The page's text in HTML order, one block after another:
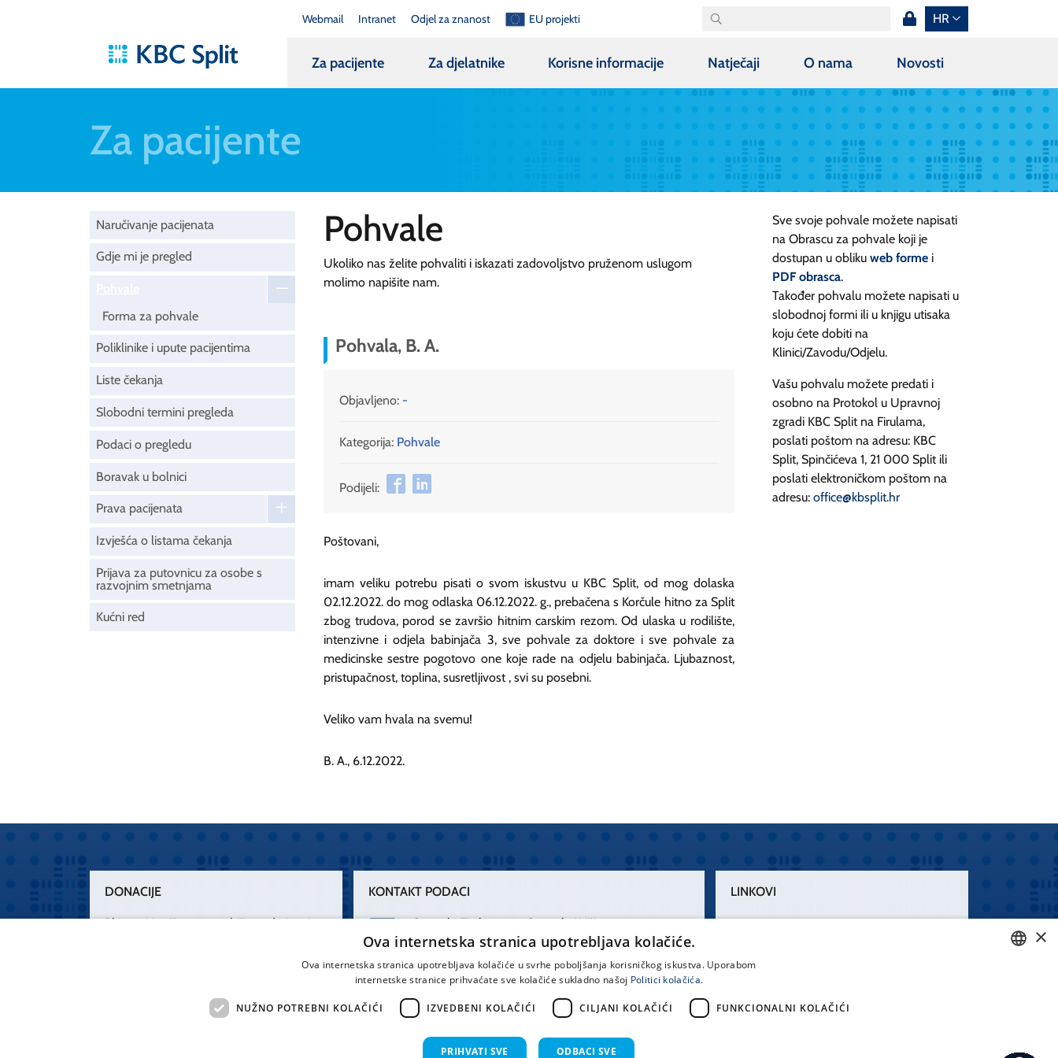
Webmail Intranet Odjel za znanost EU projekti HR
Za pacijente Za djelatnike Korisne informacije Natječaji O nama Novosti
Za pacijente
Naručivanje pacijenata
Gdje mi je pregled
Forma za pohvale
Poliklinike i upute pacijentima
Liste čekanja
Slobodni termini pregleda
Podaci o pregledu
Boravak u bolnici
Prava pacijenata
Izvješća o listama čekanja
Prijava za putovnicu za osobe s
razvojnim smetnjama
Kućni red
Pohvale
Ukoliko nas želite pohvaliti i iskazati zadovoljstvo pruženom uslugom
molimo napišite nam.
Pohvala, B. A.
Objavljeno: -
Kategorija: Pohvale
Podijeli:
Poštovani,
imam veliku potrebu pisati o svom iskustvu u KBC Split, od mog dolaska
02.12.2022. do mog odlaska 06.12.2022. g., prebačena s Korčule hitno za Split
zbog trudova, porod se završio hitnim carskim rezom. Od ulaska u rodilište,
intenzivne i odjela babinjača 3, sve pohvale za doktore i sve pohvale za
medicinske sestre pogotovo one koje rade na odjelu babinjača. Ljubaznost,
pristupačnost, toplina, susretljivost , svi su posebni.
Veliko vam hvala na svemu!
B. A., 6.12.2022.
Sve svoje pohvale možete napisati
na Obrascu za pohvale koji je
dostupan u obliku web forme i
PDF obrasca.
Također pohvalu možete napisati u
slobodnoj formi ili u knjigu utisaka
koju ćete dobiti na
Klinici/Zavodu/Odjelu.
Vašu pohvalu možete predati i
osobno na Protokol u Upravnoj
zgradi KBC Split na Firulama,
poslati poštom na adresu: KBC
Split, Spinčićeva 1, 21 000 Split ili
poslati elektroničkom poštom na
adresu: office@kbsplit.hr
DONACIJE
Plemenitim činom nesebičnog darivanja
„Zarazimo“ se dobrotom, donirajmo od
KONTAKT PODACI
Centrala Firule
021 556 111
Centrala Križine
021 557 111
Spinčićeva 1,
21000 Split
Hrvatska
office@kbsplit.hr
LINKOVI
×
Ova internetska stranica upotrebljava kolačiće.
Ova internetska stranica upotrebljava kolačiće u svrhe poboljšanja korisničkog iskustva. Uporabom
internetske stranice prihvaćate sve kolačiće sukladno našoj Politici kolačića.
NUŽNO POTREBNI KOLAČIĆI IZVEDBENI KOLAČIĆI CILJANI KOLAČIĆI FUNKCIONALNI KOLAČIĆI
PRIHVATI SVE ODBACI SVE